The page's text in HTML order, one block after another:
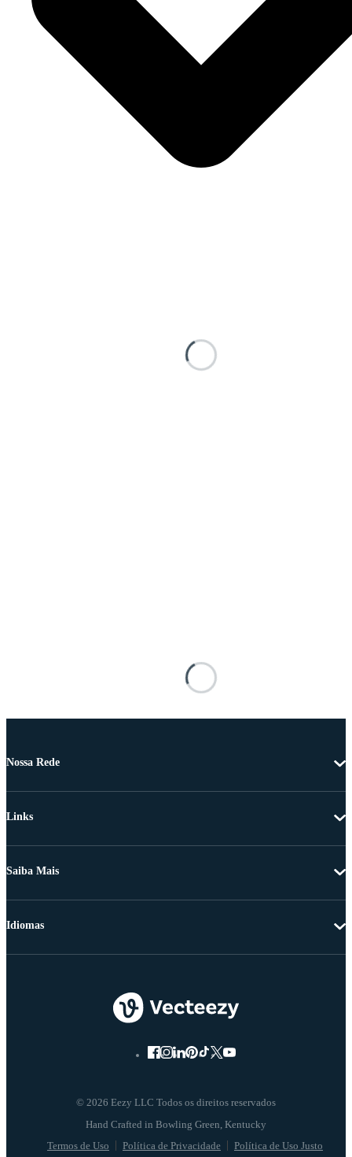
Nossa Rede
Links
Saiba Mais
© 2026 Eezy LLC Todos os direitos reservados
Termos de Uso Política de Privacidade Política de Uso Justo
Idiomas